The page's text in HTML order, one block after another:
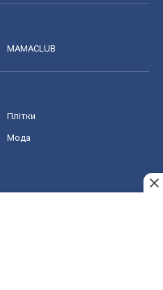
MAMACLUB
Плітки
Мода